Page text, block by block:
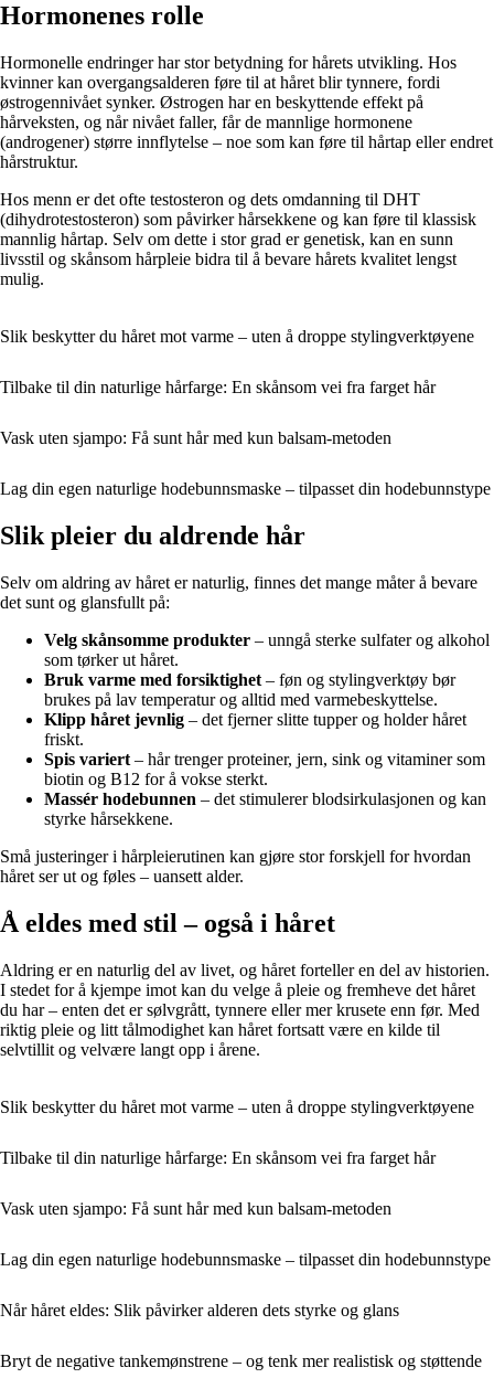
Hormonenes rolle
Hormonelle endringer har stor betydning for hårets utvikling. Hos
kvinner kan overgangsalderen føre til at håret blir tynnere, fordi
østrogennivået synker. Østrogen har en beskyttende effekt på
hårveksten, og når nivået faller, får de mannlige hormonene
(androgener) større innflytelse – noe som kan føre til hårtap eller endret
hårstruktur.
Hos menn er det ofte testosteron og dets omdanning til DHT
(dihydrotestosteron) som påvirker hårsekkene og kan føre til klassisk
mannlig hårtap. Selv om dette i stor grad er genetisk, kan en sunn
livsstil og skånsom hårpleie bidra til å bevare hårets kvalitet lengst
mulig.
Slik beskytter du håret mot varme – uten å droppe stylingverktøyene
Tilbake til din naturlige hårfarge: En skånsom vei fra farget hår
Vask uten sjampo: Få sunt hår med kun balsam-metoden
Lag din egen naturlige hodebunnsmaske – tilpasset din hodebunnstype
Slik pleier du aldrende hår
Selv om aldring av håret er naturlig, finnes det mange måter å bevare
det sunt og glansfullt på:
Velg skånsomme produkter – unngå sterke sulfater og alkohol
som tørker ut håret.
Bruk varme med forsiktighet – føn og stylingverktøy bør
brukes på lav temperatur og alltid med varmebeskyttelse.
Klipp håret jevnlig – det fjerner slitte tupper og holder håret
friskt.
Spis variert – hår trenger proteiner, jern, sink og vitaminer som
biotin og B12 for å vokse sterkt.
Massér hodebunnen – det stimulerer blodsirkulasjonen og kan
styrke hårsekkene.
Små justeringer i hårpleierutinen kan gjøre stor forskjell for hvordan
håret ser ut og føles – uansett alder.
Å eldes med stil – også i håret
Aldring er en naturlig del av livet, og håret forteller en del av historien.
I stedet for å kjempe imot kan du velge å pleie og fremheve det håret
du har – enten det er sølvgrått, tynnere eller mer krusete enn før. Med
riktig pleie og litt tålmodighet kan håret fortsatt være en kilde til
selvtillit og velvære langt opp i årene.
Slik beskytter du håret mot varme – uten å droppe stylingverktøyene
Tilbake til din naturlige hårfarge: En skånsom vei fra farget hår
Vask uten sjampo: Få sunt hår med kun balsam-metoden
Lag din egen naturlige hodebunnsmaske – tilpasset din hodebunnstype
Når håret eldes: Slik påvirker alderen dets styrke og glans
Bryt de negative tankemønstrene – og tenk mer realistisk og støttende